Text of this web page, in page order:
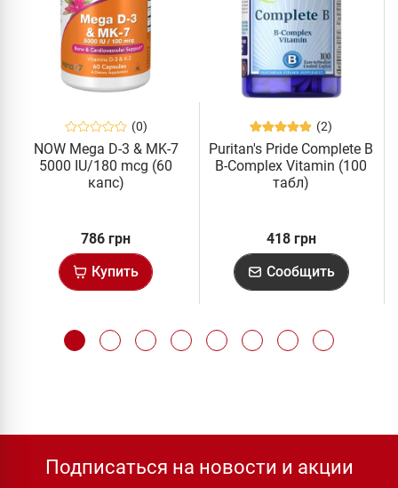
(0)
NOW Mega D-3 & MK-7
5000 IU/180 mcg (60
капс)
786 грн
Купить
(2)
Puritan's Pride Complete B
B-Complex Vitamin (100
табл)
418 грн
Сообщить
Подписаться на новости и акции